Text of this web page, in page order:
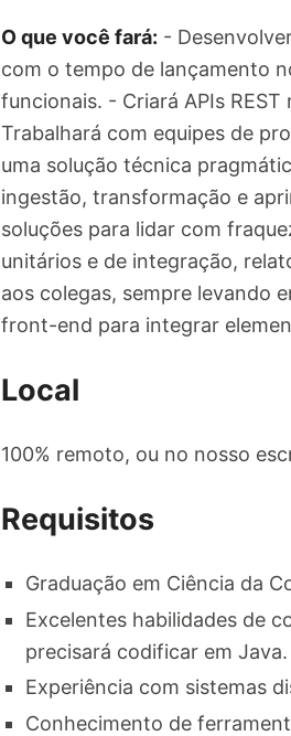
O que você fará: -
com o tempo de lançamento
funcionais. - Criará APIs
Trabalhará com equipes de
uma solução técnica
ingestão, transformação e
soluções para lidar com
unitários e de integração,
aos colegas, sempre levando
front-end para integrar
Local
100% remoto, ou no nosso
Requisitos
Graduação em Ciência da
Excelentes habilidades de
precisará codificar em Java.
Experiência com sistemas
Conhecimento de